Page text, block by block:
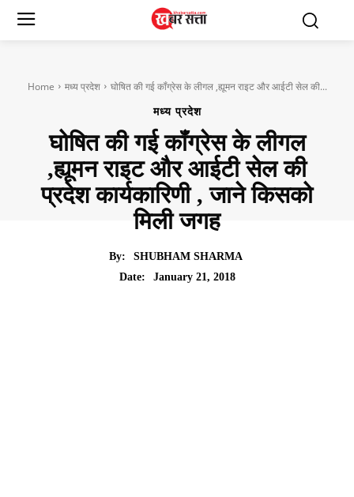
Home मध्य प्रदेश घोषित की गई कॉंग्रेस के लीगल ,ह्यूमन राइट और आईटी सेल की...
मध्य प्रदेश
घोषित की गई कॉंग्रेस के लीगल
,ह्यूमन राइट और आईटी सेल की
प्रदेश कार्यकारिणी , जाने किसको
मिली जगह
By:
SHUBHAM SHARMA
Date:
January 21, 2018